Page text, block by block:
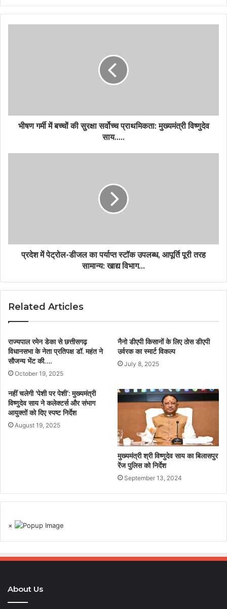
भीषण गर्मी में बच्चों की सुरक्षा सर्वोच्च प्राथमिकता: मुख्यमंत्री विष्णुदेव
साय…..
प्रदेश में पेट्रोल-डीजल का पर्याप्त स्टॉक उपलब्ध, आपूर्ति पूरी तरह
सामान्य: खाद्य विभाग…
Related Articles
राज्यपाल रमेन डेका से छत्तीसगढ़
विधानसभा के नेता प्रतिपक्ष डॉ. महंत ने
सौजन्य भेंट की….
October 19, 2025
नैनो डीएपी किसानों के लिए ठोस डीएपी
उर्वरक का स्मार्ट विकल्प
July 8, 2025
नहीं चलेगी ‘पेशी पर पेशी’: मुख्यमंत्री
विष्णुदेव साय ने कलेक्टर्स और संभाग
आयुक्तों को दिए स्पष्ट निर्देश
August 19, 2025
मुख्यमंत्री श्री विष्णुदेव साय का बिलासपुर
रेंज पुलिस को निर्देश
September 13, 2024
×
About Us